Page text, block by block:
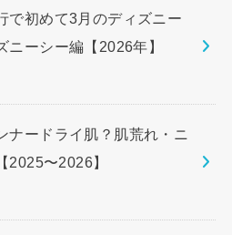
で初めて3月のディズニー
ニーシー編【2026年】
ナードライ肌？肌荒れ・ニ
2025〜2026】